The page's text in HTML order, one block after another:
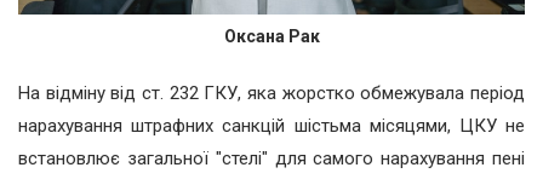
Оксана Рак
На відміну від ст. 232 ГКУ, яка жорстко обмежувала період
нарахування штрафних санкцій шістьма місяцями, ЦКУ не
встановлює загальної "стелі" для самого нарахування пені